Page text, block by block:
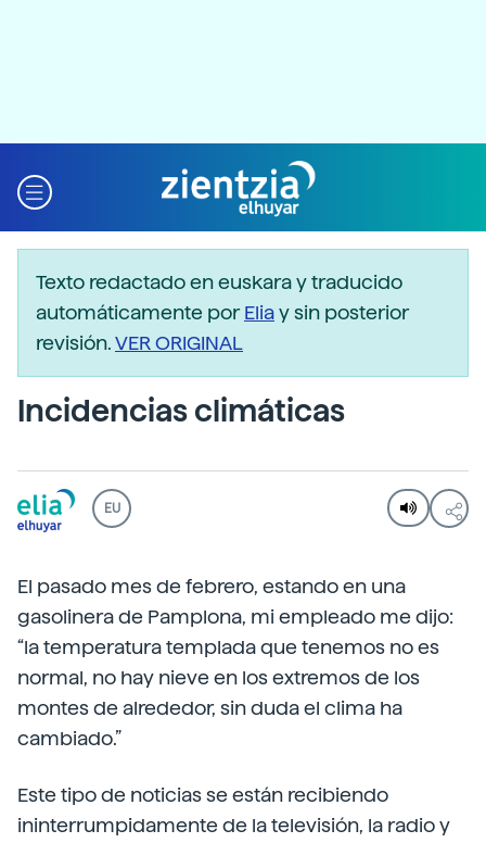
Texto redactado en euskara y traducido
automáticamente porEliay sin posterior
revisión.VER ORIGINAL
Incidencias climáticas
EU
El pasado mes de febrero, estando en una
gasolinera de Pamplona, mi empleado me dijo:
“la temperatura templada que tenemos no es
normal, no hay nieve en los extremos de los
montes de alrededor, sin duda el clima ha
cambiado.”
Este tipo de noticias se están recibiendo
ininterrumpidamente de la televisión, la radio y